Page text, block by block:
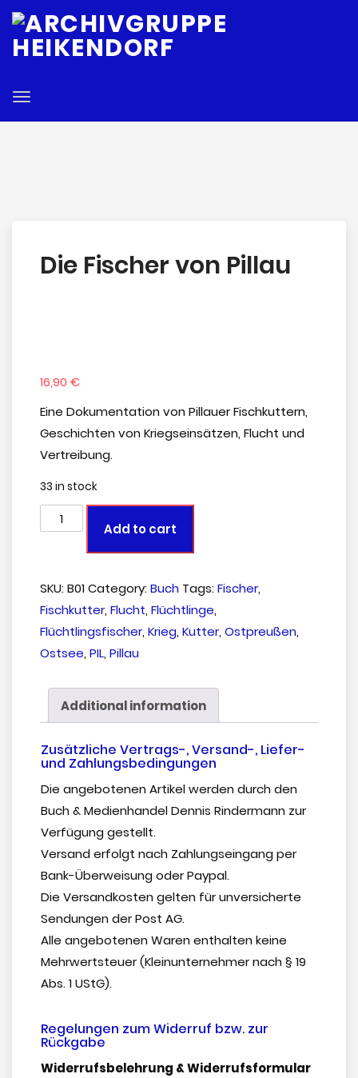
Toggle
Die Fischer von Pillau
16,90 €
Eine Dokumentation von Pillauer Fischkuttern,
Geschichten von Kriegseinsätzen, Flucht und
Vertreibung.
33 in stock
Add to cart
SKU: B01 Category: Buch Tags: Fischer,
Fischkutter, Flucht, Flüchtlinge,
Flüchtlingsfischer, Krieg, Kutter, Ostpreußen,
Ostsee, PIL, Pillau
Additional information
Zusätzliche Vertrags-, Versand-, Liefer-
und Zahlungsbedingungen
Die angebotenen Artikel werden durch den
Buch & Medienhandel Dennis Rindermann zur
Verfügung gestellt.
Versand erfolgt nach Zahlungseingang per
Bank-Überweisung oder Paypal.
Die Versandkosten gelten für unversicherte
Sendungen der Post AG.
Alle angebotenen Waren enthalten keine
Mehrwertsteuer (Kleinunternehmer nach § 19
Abs. 1 UStG).
Regelungen zum Widerruf bzw. zur
Rückgabe
Widerrufsbelehrung & Widerrufsformular